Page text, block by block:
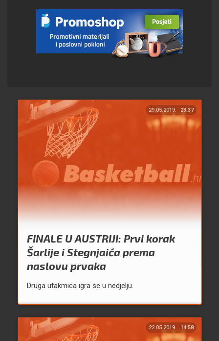
29.05.2019. 23:37
FINALE U AUSTRIJI: Prvi korak
Šarlije i Stegnjaića prema
naslovu prvaka
Druga utakmica igra se u nedjelju.
22.05.2019. 14:58